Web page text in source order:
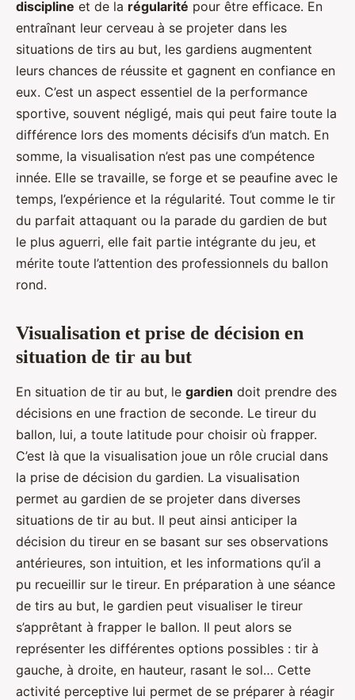
discipline et de la régularité pour être efficace. En
entraînant leur cerveau à se projeter dans les
situations de tirs au but, les gardiens augmentent
leurs chances de réussite et gagnent en confiance en
eux. C’est un aspect essentiel de la performance
sportive, souvent négligé, mais qui peut faire toute la
différence lors des moments décisifs d’un match. En
somme, la visualisation n’est pas une compétence
innée. Elle se travaille, se forge et se peaufine avec le
temps, l’expérience et la régularité. Tout comme le tir
du parfait attaquant ou la parade du gardien de but
le plus aguerri, elle fait partie intégrante du jeu, et
mérite toute l’attention des professionnels du ballon
rond.
Visualisation et prise de décision en
situation de tir au but
En situation de tir au but, le gardien doit prendre des
décisions en une fraction de seconde. Le tireur du
ballon, lui, a toute latitude pour choisir où frapper.
C’est là que la visualisation joue un rôle crucial dans
la prise de décision du gardien. La visualisation
permet au gardien de se projeter dans diverses
situations de tir au but. Il peut ainsi anticiper la
décision du tireur en se basant sur ses observations
antérieures, son intuition, et les informations qu’il a
pu recueillir sur le tireur. En préparation à une séance
de tirs au but, le gardien peut visualiser le tireur
s’apprêtant à frapper le ballon. Il peut alors se
représenter les différentes options possibles : tir à
gauche, à droite, en hauteur, rasant le sol… Cette
activité perceptive lui permet de se préparer à réagir